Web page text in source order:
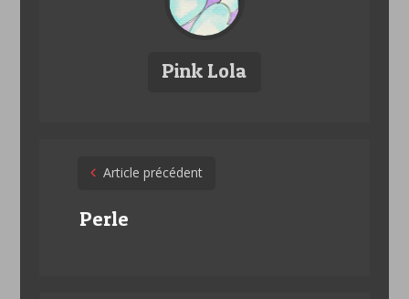
Pink Lola
Post
navigation
Article précédent
Perle